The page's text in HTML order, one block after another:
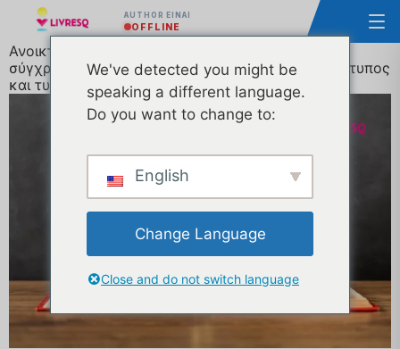
AUTHOR ΕΊΝΑΙ
OFFLINE
Ανοικτοί εκπαιδευτικοί πόροι στο πλαίσιο της
σύγχρονης ψηφιακής παιδαγωγικής: ρόλος, αντίκτυπος
και τυποποίηση
We've detected you might be
speaking a different language.
Do you want to change to:
English
Change Language
Close and do not switch language